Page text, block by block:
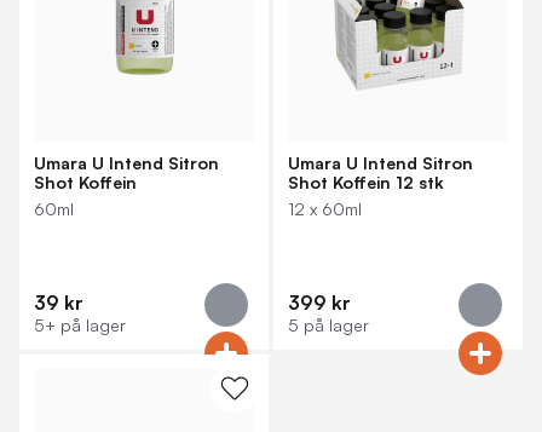
Umara U Intend Sitron
Shot Koffein
60ml
39 kr
5+ på lager
Umara U Intend Sitron
Shot Koffein 12 stk
12 x 60ml
399 kr
5 på lager